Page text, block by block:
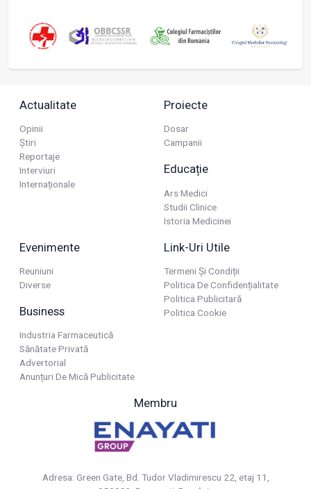
Actualitate
Opinii
Știri
Reportaje
Interviuri
Internaționale
Proiecte
Dosar
Campanii
Educație
Ars Medici
Studii Clinice
Istoria Medicinei
Evenimente
Reuniuni
Diverse
Business
Industria Farmaceutică
Sănătate Privată
Advertorial
Anunțuri De Mică Publicitate
Link-Uri Utile
Termeni Și Condiții
Politica De Confidențialitate
Politica Publicitară
Politica Cookie
Membru
Adresa: Green Gate, Bd. Tudor Vladimirescu 22, etaj 11,